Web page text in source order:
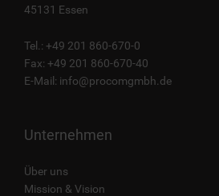
45131 Essen
Tel.: +49 201 860-670-0
Fax: +49 201 860-670-40
E-Mail: info@procomgmbh.de
Unternehmen
Über uns
Mission & Vision